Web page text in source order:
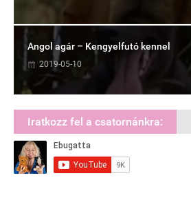
Angol agár – Kengyelfutó kennel
2019-05-10
Iratkozz fel a csatornánkra: